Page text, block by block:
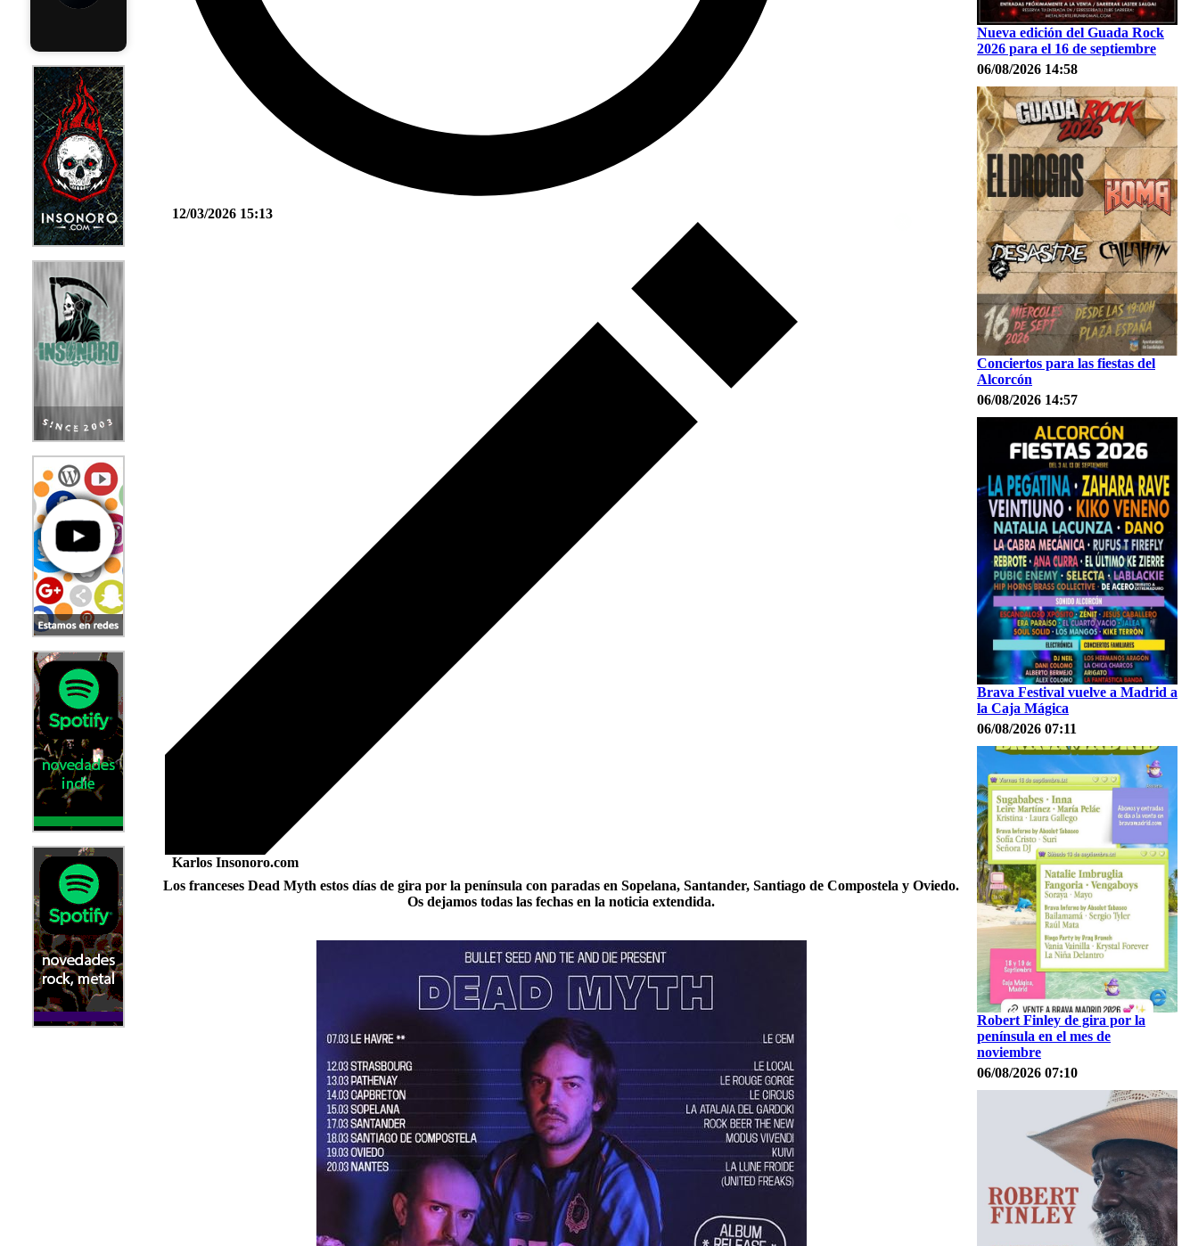
12/03/2026 15:13
Karlos Insonoro.com
Los franceses Dead Myth estos días de gira por la península con paradas en Sopelana, Santander, Santiago de Compostela y Oviedo.
Os dejamos todas las fechas en la noticia extendida.
Nueva edición del Guada Rock
2026 para el 16 de septiembre
06/08/2026 14:58
Conciertos para las fiestas del
Alcorcón
06/08/2026 14:57
Brava Festival vuelve a Madrid a
la Caja Mágica
06/08/2026 07:11
Robert Finley de gira por la
península en el mes de
noviembre
06/08/2026 07:10